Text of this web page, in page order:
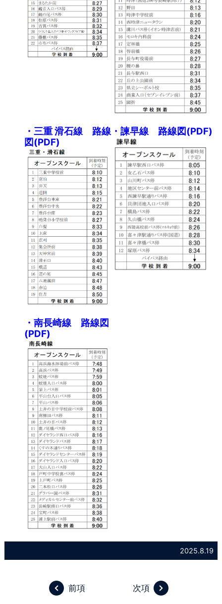
・三重 滑石線 路線
図(PDF)
・諫早線 路線図(PDF)
・南長崎線 路線図
(PDF)
2025.8.19
前項 次項